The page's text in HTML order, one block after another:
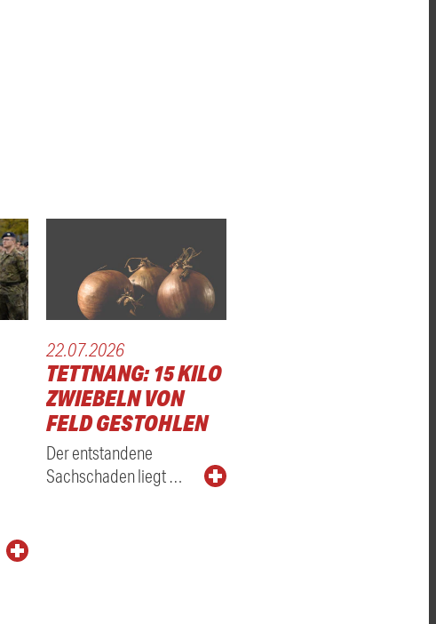
22.07.2026
TETTNANG: 15 KILO
ZWIEBELN VON
FELD GESTOHLEN
Der entstandene
Sachschaden liegt …